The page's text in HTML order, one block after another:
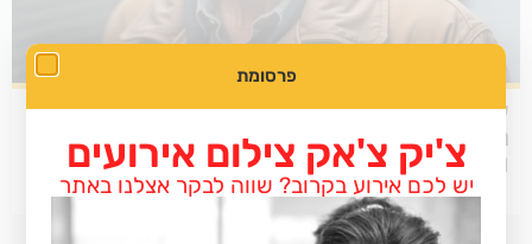
שני מיליון תיקים בהוצאה לפועל: קריאה לשינוי
חוק היסטורי ולמחיקת חובות כצעד הכרחי לצמיחה
ולצדק חברתי
פרסומת
צ'יק צ'אק צילום אירועים
יש לכם אירוע בקרוב? שווה לבקר אצלנו באתר